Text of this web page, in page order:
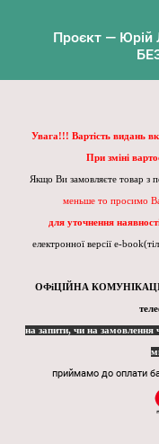
Проєкт —
Увага!!! Вартість видань
При зміні
Якщо Ви замовляєте товар з
меньше то просимо
для уточнення
електронної версії e-
ОФіЦІЙНА
на запити, чи на замовлення
приймамо до оплати